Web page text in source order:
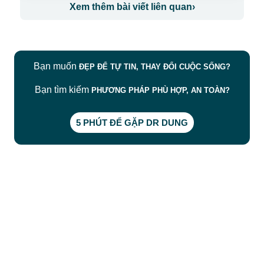
Xem thêm bài viết liên quan›
Bạn muốn ĐẸP ĐỂ TỰ TIN, THAY ĐỔI CUỘC SỐNG?
Bạn tìm kiếm PHƯƠNG PHÁP PHÙ HỢP, AN TOÀN?
5 PHÚT ĐỂ GẶP DR DUNG